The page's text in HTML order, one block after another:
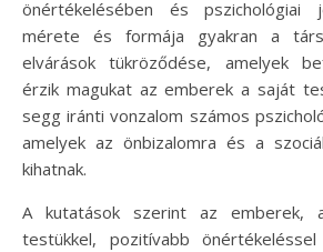
önértékelésében és pszichológiai
mérete és formája gyakran a
elvárások tükröződése, amelyek
érzik magukat az emberek a saját
segg iránti vonzalom számos
amelyek az önbizalomra és a
kihatnak.
A kutatások szerint az emberek,
testükkel, pozitívabb